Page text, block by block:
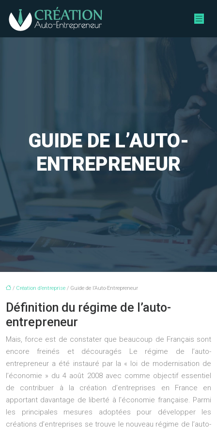
GUIDE DE L’AUTO-
ENTREPRENEUR
/ Création d’entreprise / Guide de l’Auto-Entrepreneur
Définition du régime de l’auto-
entrepreneur
Mais, force est de constater que beaucoup de Français sont
encore freinés et découragés Le régime de l’auto-
entrepreneur a été instauré par la « loi de modernisation de
l’économie » du 4 août 2008 avec comme objectif essentiel
de contribuer à la création d’entreprises en France en
apportant davantage de liberté à l’économie française. Parmi
les principales mesures adoptées pour développer les
créations d’entreprises se trouve le nouveau régime de l’auto-